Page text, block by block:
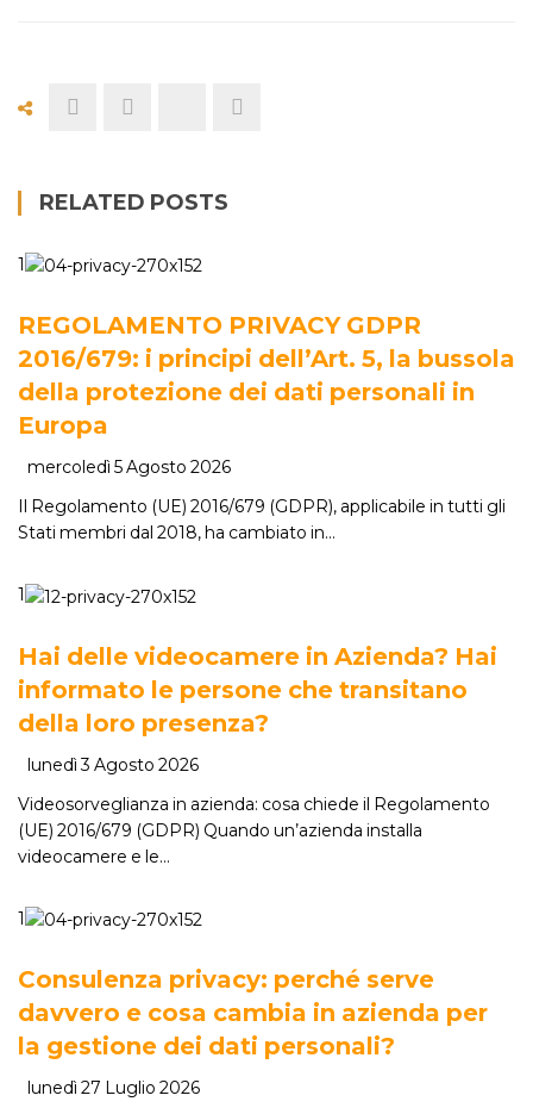
RELATED POSTS
1
REGOLAMENTO PRIVACY GDPR
2016/679: i principi dell’Art. 5, la bussola
della protezione dei dati personali in
Europa
mercoledì 5 Agosto 2026
Il Regolamento (UE) 2016/679 (GDPR), applicabile in tutti gli
Stati membri dal 2018, ha cambiato in…
1
Hai delle videocamere in Azienda? Hai
informato le persone che transitano
della loro presenza?
lunedì 3 Agosto 2026
Videosorveglianza in azienda: cosa chiede il Regolamento
(UE) 2016/679 (GDPR) Quando un’azienda installa
videocamere e le…
1
Consulenza privacy: perché serve
davvero e cosa cambia in azienda per
la gestione dei dati personali?
lunedì 27 Luglio 2026